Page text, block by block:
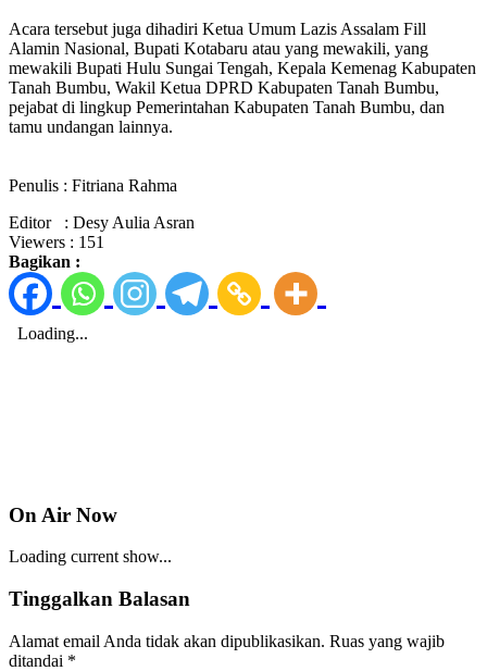
Acara tersebut juga dihadiri Ketua Umum Lazis Assalam Fill
Alamin Nasional, Bupati Kotabaru atau yang mewakili, yang
mewakili Bupati Hulu Sungai Tengah, Kepala Kemenag Kabupaten
Tanah Bumbu, Wakil Ketua DPRD Kabupaten Tanah Bumbu,
pejabat di lingkup Pemerintahan Kabupaten Tanah Bumbu, dan
tamu undangan lainnya.
Penulis : Fitriana Rahma
Editor : Desy Aulia Asran
Viewers : 151
Bagikan :
On Air Now
Loading current show...
Tinggalkan Balasan
Alamat email Anda tidak akan dipublikasikan. Ruas yang wajib
ditandai *